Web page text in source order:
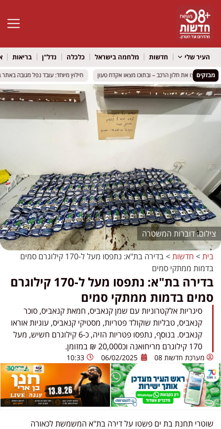
פתח
העיר שלי חדשות מלחמה בישראל כלכלה נדל"ן בריאות
מבזקים
ניפצו את חלון הרכב – ובתוכו מצאו אקדח טעון
ניפצו את חלון הרכב – ובתוכו מצאו אקדח טעון חילוץ מיוחד: עובד נפל מגובה באתר
חילוץ מיוחד: עובד נפל מגובה באתר
דוברות המשטרה
בית> חדשות>
בדירה בת"א: נתפסו מעל ל-170 קילוגרם סמים
בדמות ממתקי סמים
בדירה בת"א: נתפסו מעל ל-170 קילוגרם
סמים בדמות ממתקי סמים
סיגריות אלקטרוניות עם שמן קנאביס, חמאת קנאביס, סוכר
קנאביס, טבליות שוקולד פטריות, מסטיקי קנאביס, עוגיות אוראו
קנאביס. בנוסף, נתפסו פטריות הזיה, כ-6 קילוגרם חשיש, מעל
170 קילוגרם מריחואנה וכ20,000 ₪ במזומן.
מערכת חדשות 08 06/02/2025
10:33
שוטרי תחנת בת ים פשטו על דירה בת"א המשמשת לכאורה